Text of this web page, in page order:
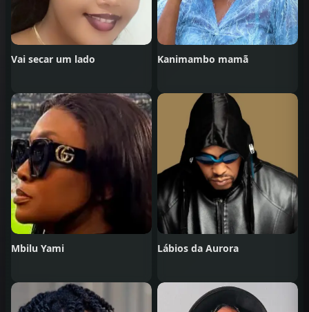
Vai secar um lado Kanimambo mamã
Mbilu Yami Lábios da Aurora